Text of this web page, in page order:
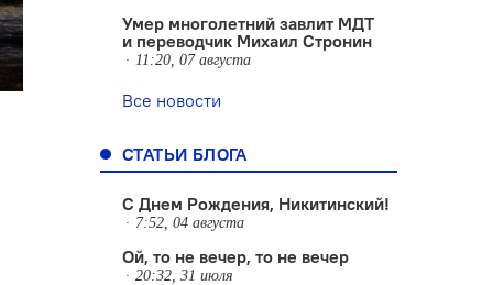
Умер многолетний завлит МДТ
и переводчик Михаил Стронин
11:20, 07 августа
Все новости
СТАТЬИ БЛОГА
С Днем Рождения, Никитинский!
7:52, 04 августа
Ой, то не вечер, то не вечер
20:32, 31 июля